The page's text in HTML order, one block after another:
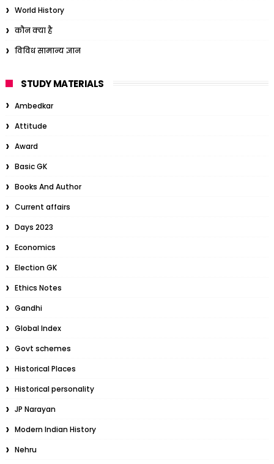
World History
कौन क्या है
विविध सामान्य ज्ञान
STUDY MATERIALS
Ambedkar
Attitude
Award
Basic GK
Books And Author
Current affairs
Days 2023
Economics
Election GK
Ethics Notes
Gandhi
Global Index
Govt schemes
Historical Places
Historical personality
JP Narayan
Modern Indian History
Nehru